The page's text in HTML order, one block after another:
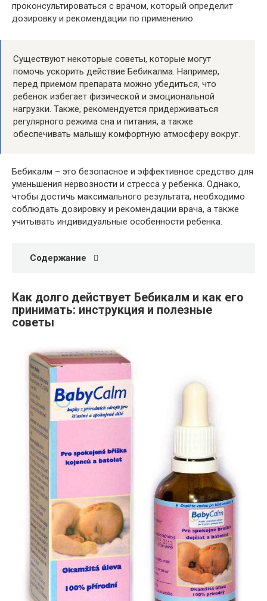
проконсультироваться с врачом, который определит
дозировку и рекомендации по применению.
Существуют некоторые советы, которые могут
помочь ускорить действие Бебикалма. Например,
перед приемом препарата можно убедиться, что
ребенок избегает физической и эмоциональной
нагрузки. Также, рекомендуется придерживаться
регулярного режима сна и питания, а также
обеспечивать малышу комфортную атмосферу вокруг.
Бебикалм – это безопасное и эффективное средство для
уменьшения нервозности и стресса у ребенка. Однако,
чтобы достичь максимального результата, необходимо
соблюдать дозировку и рекомендации врача, а также
учитывать индивидуальные особенности ребенка.
Содержание
Как долго действует Бебикалм и как его
принимать: инструкция и полезные
советы